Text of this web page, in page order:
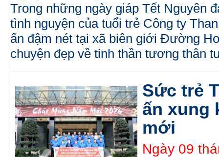
Trong những ngày giáp Tết Nguyên
tình nguyện của tuổi trẻ Công ty
ấn đậm nét tại xã biên giới Đường
chuyện đẹp về tinh thần tương thân
Sức trẻ
ấn xung
mới
Ngày 09